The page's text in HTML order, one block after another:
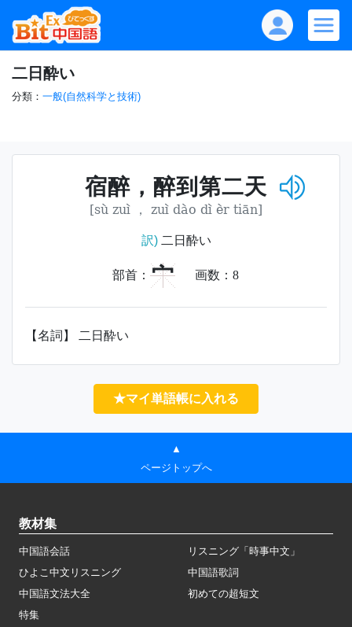
二日酔い
分類： 一般(自然科学と技術)
宿醉，醉到第二天
[sù zuì ， zuì dào dì èr tiān]
訳)二日酔い
部首： 宀 画数： 8
【名詞】 二日酔い
★マイ単語帳に入れる
▲
ページトップへ
教材集
中国語会話
リスニング「時事中文」
ひよこ中文リスニング
中国語歌詞
中国語文法大全
初めての超短文
特集